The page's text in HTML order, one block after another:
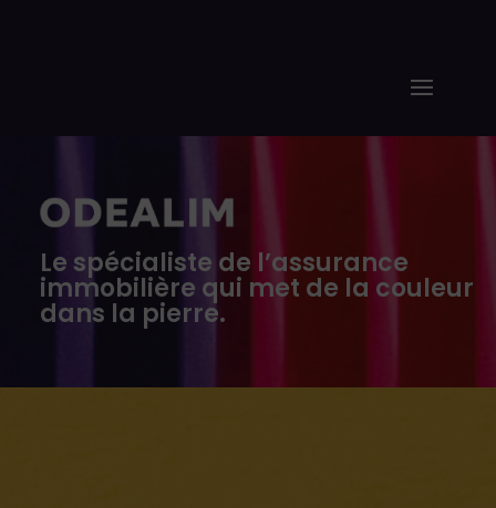
Le spécialiste de l’assurance
immobilière qui met de la couleur
dans la pierre.